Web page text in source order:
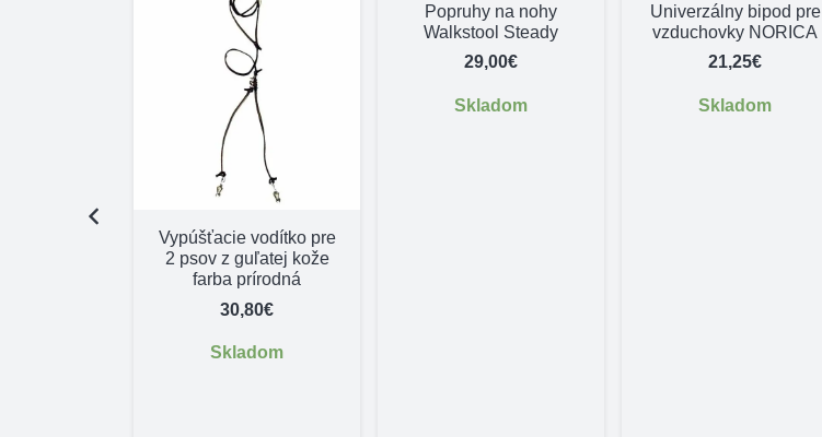
Vypúšťacie vodítko pre
2 psov z guľatej kože
farba prírodná
30,80€
Skladom
Popruhy na nohy
Walkstool Steady
29,00€
Skladom
Univerzálny bipod pre
vzduchovky NORICA
21,25€
Skladom